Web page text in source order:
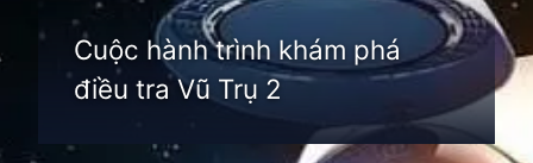
Cuộc hành trình khám phá
điều tra Vũ Trụ 2